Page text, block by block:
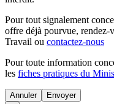
Pour tout signalement
offre déjà pourvue, rendez-
Travail ou contactez-nous
Pour toute information
les fiches pratiques du
Annuler